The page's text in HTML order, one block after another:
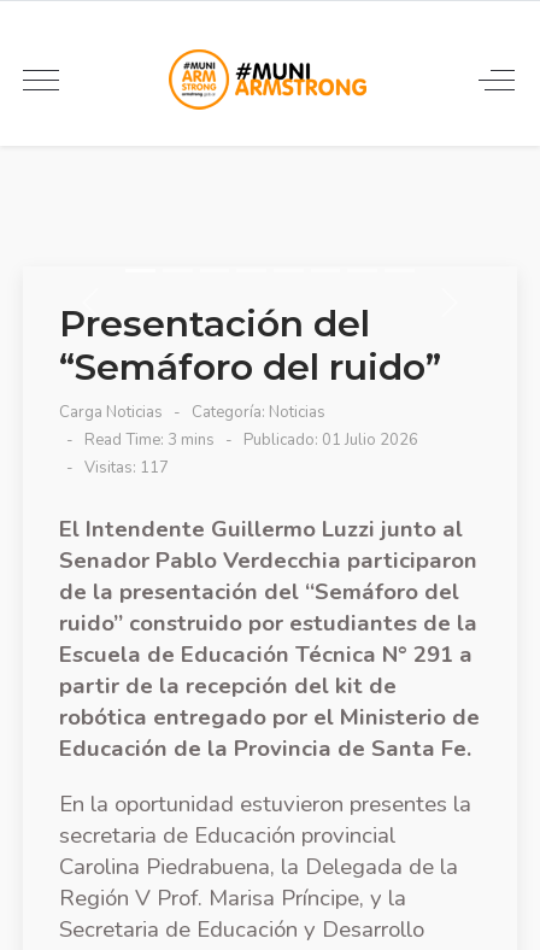
Presentación del
“Semáforo del ruido”
Carga Noticias Categoría: Noticias
Read Time: 3 mins
Publicado: 01 Julio 2026
Visitas: 117
El Intendente Guillermo Luzzi junto al
Senador Pablo Verdecchia participaron
de la presentación del “Semáforo del
ruido” construido por estudiantes de la
Escuela de Educación Técnica N° 291 a
partir de la recepción del kit de
robótica entregado por el Ministerio de
Educación de la Provincia de Santa Fe.
En la oportunidad estuvieron presentes la
secretaria de Educación provincial
Carolina Piedrabuena, la Delegada de la
Región V Prof. Marisa Príncipe, y la
Secretaria de Educación y Desarrollo